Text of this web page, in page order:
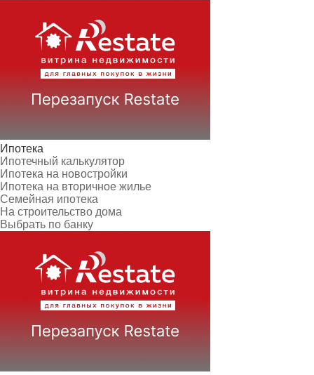
Ипотека
Ипотечный калькулятор
Ипотека на новостройки
Ипотека на вторичное жилье
Семейная ипотека
На строительство дома
Выбрать по банку